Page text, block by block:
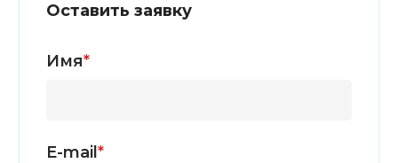
Оставить заявку
Имя*
E-mail *